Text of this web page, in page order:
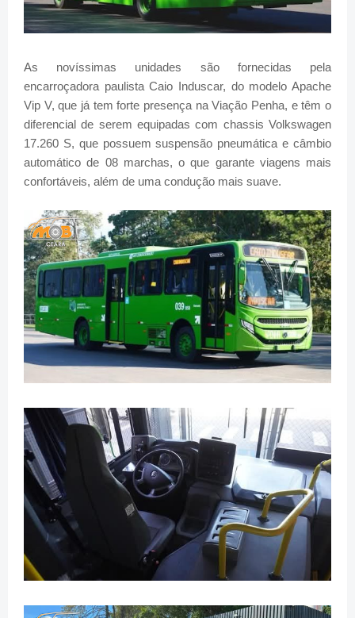
As novíssimas unidades são fornecidas pela
encarroçadora paulista Caio Induscar, do modelo Apache
Vip V, que já tem forte presença na Viação Penha, e têm o
diferencial de serem equipadas com chassis Volkswagen
17.260 S, que possuem suspensão pneumática e câmbio
automático de 08 marchas, o que garante viagens mais
confortáveis, além de uma condução mais suave.